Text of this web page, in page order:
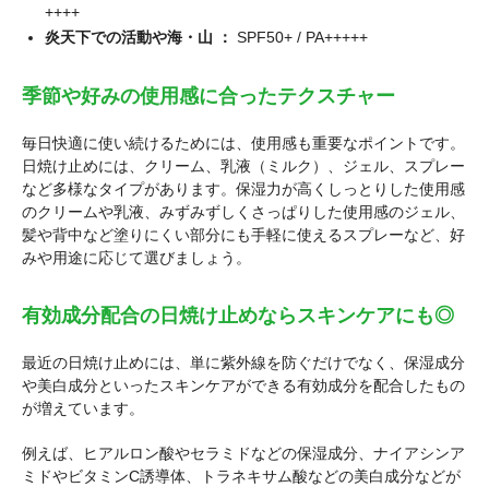
++++
炎天下での活動や海・山 ： SPF50+ / PA+++++
季節や好みの使用感に合ったテクスチャー
毎日快適に使い続けるためには、使用感も重要なポイントです。
日焼け止めには、クリーム、乳液（ミルク）、ジェル、スプレー
など多様なタイプがあります。保湿力が高くしっとりした使用感
のクリームや乳液、みずみずしくさっぱりした使用感のジェル、
髪や背中など塗りにくい部分にも手軽に使えるスプレーなど、好
みや用途に応じて選びましょう。
有効成分配合の日焼け止めならスキンケアにも◎
最近の日焼け止めには、単に紫外線を防ぐだけでなく、保湿成分
や美白成分といったスキンケアができる有効成分を配合したもの
が増えています。
例えば、ヒアルロン酸やセラミドなどの保湿成分、ナイアシンア
ミドやビタミンC誘導体、トラネキサム酸などの美白成分などが